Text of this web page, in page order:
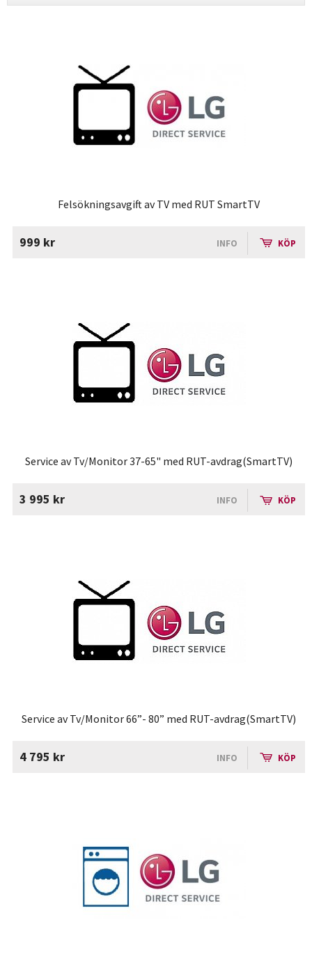
Felsökningsavgift av TV med RUT SmartTV
999 kr INFO KÖP
Service av Tv/Monitor 37-65" med RUT-avdrag(SmartTV)
3 995 kr INFO KÖP
Service av Tv/Monitor 66”- 80” med RUT-avdrag(SmartTV)
4 795 kr INFO KÖP